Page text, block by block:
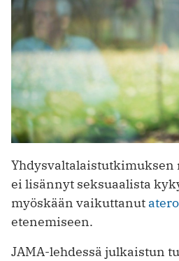
Yhdysvaltalaistutkimuksen
ei lisännyt seksuaalista
myöskään vaikuttanut
etenemiseen.
JAMA-lehdessä julkaistun